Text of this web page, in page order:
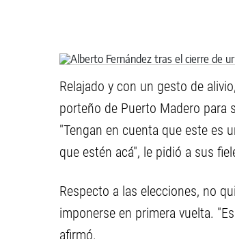
Relajado y con un gesto de alivio,
porteño de Puerto Madero para
"Tengan en cuenta que este es
que estén acá", le pidió a sus
Respecto a las elecciones, no
imponerse en primera vuelta.
afirmó.